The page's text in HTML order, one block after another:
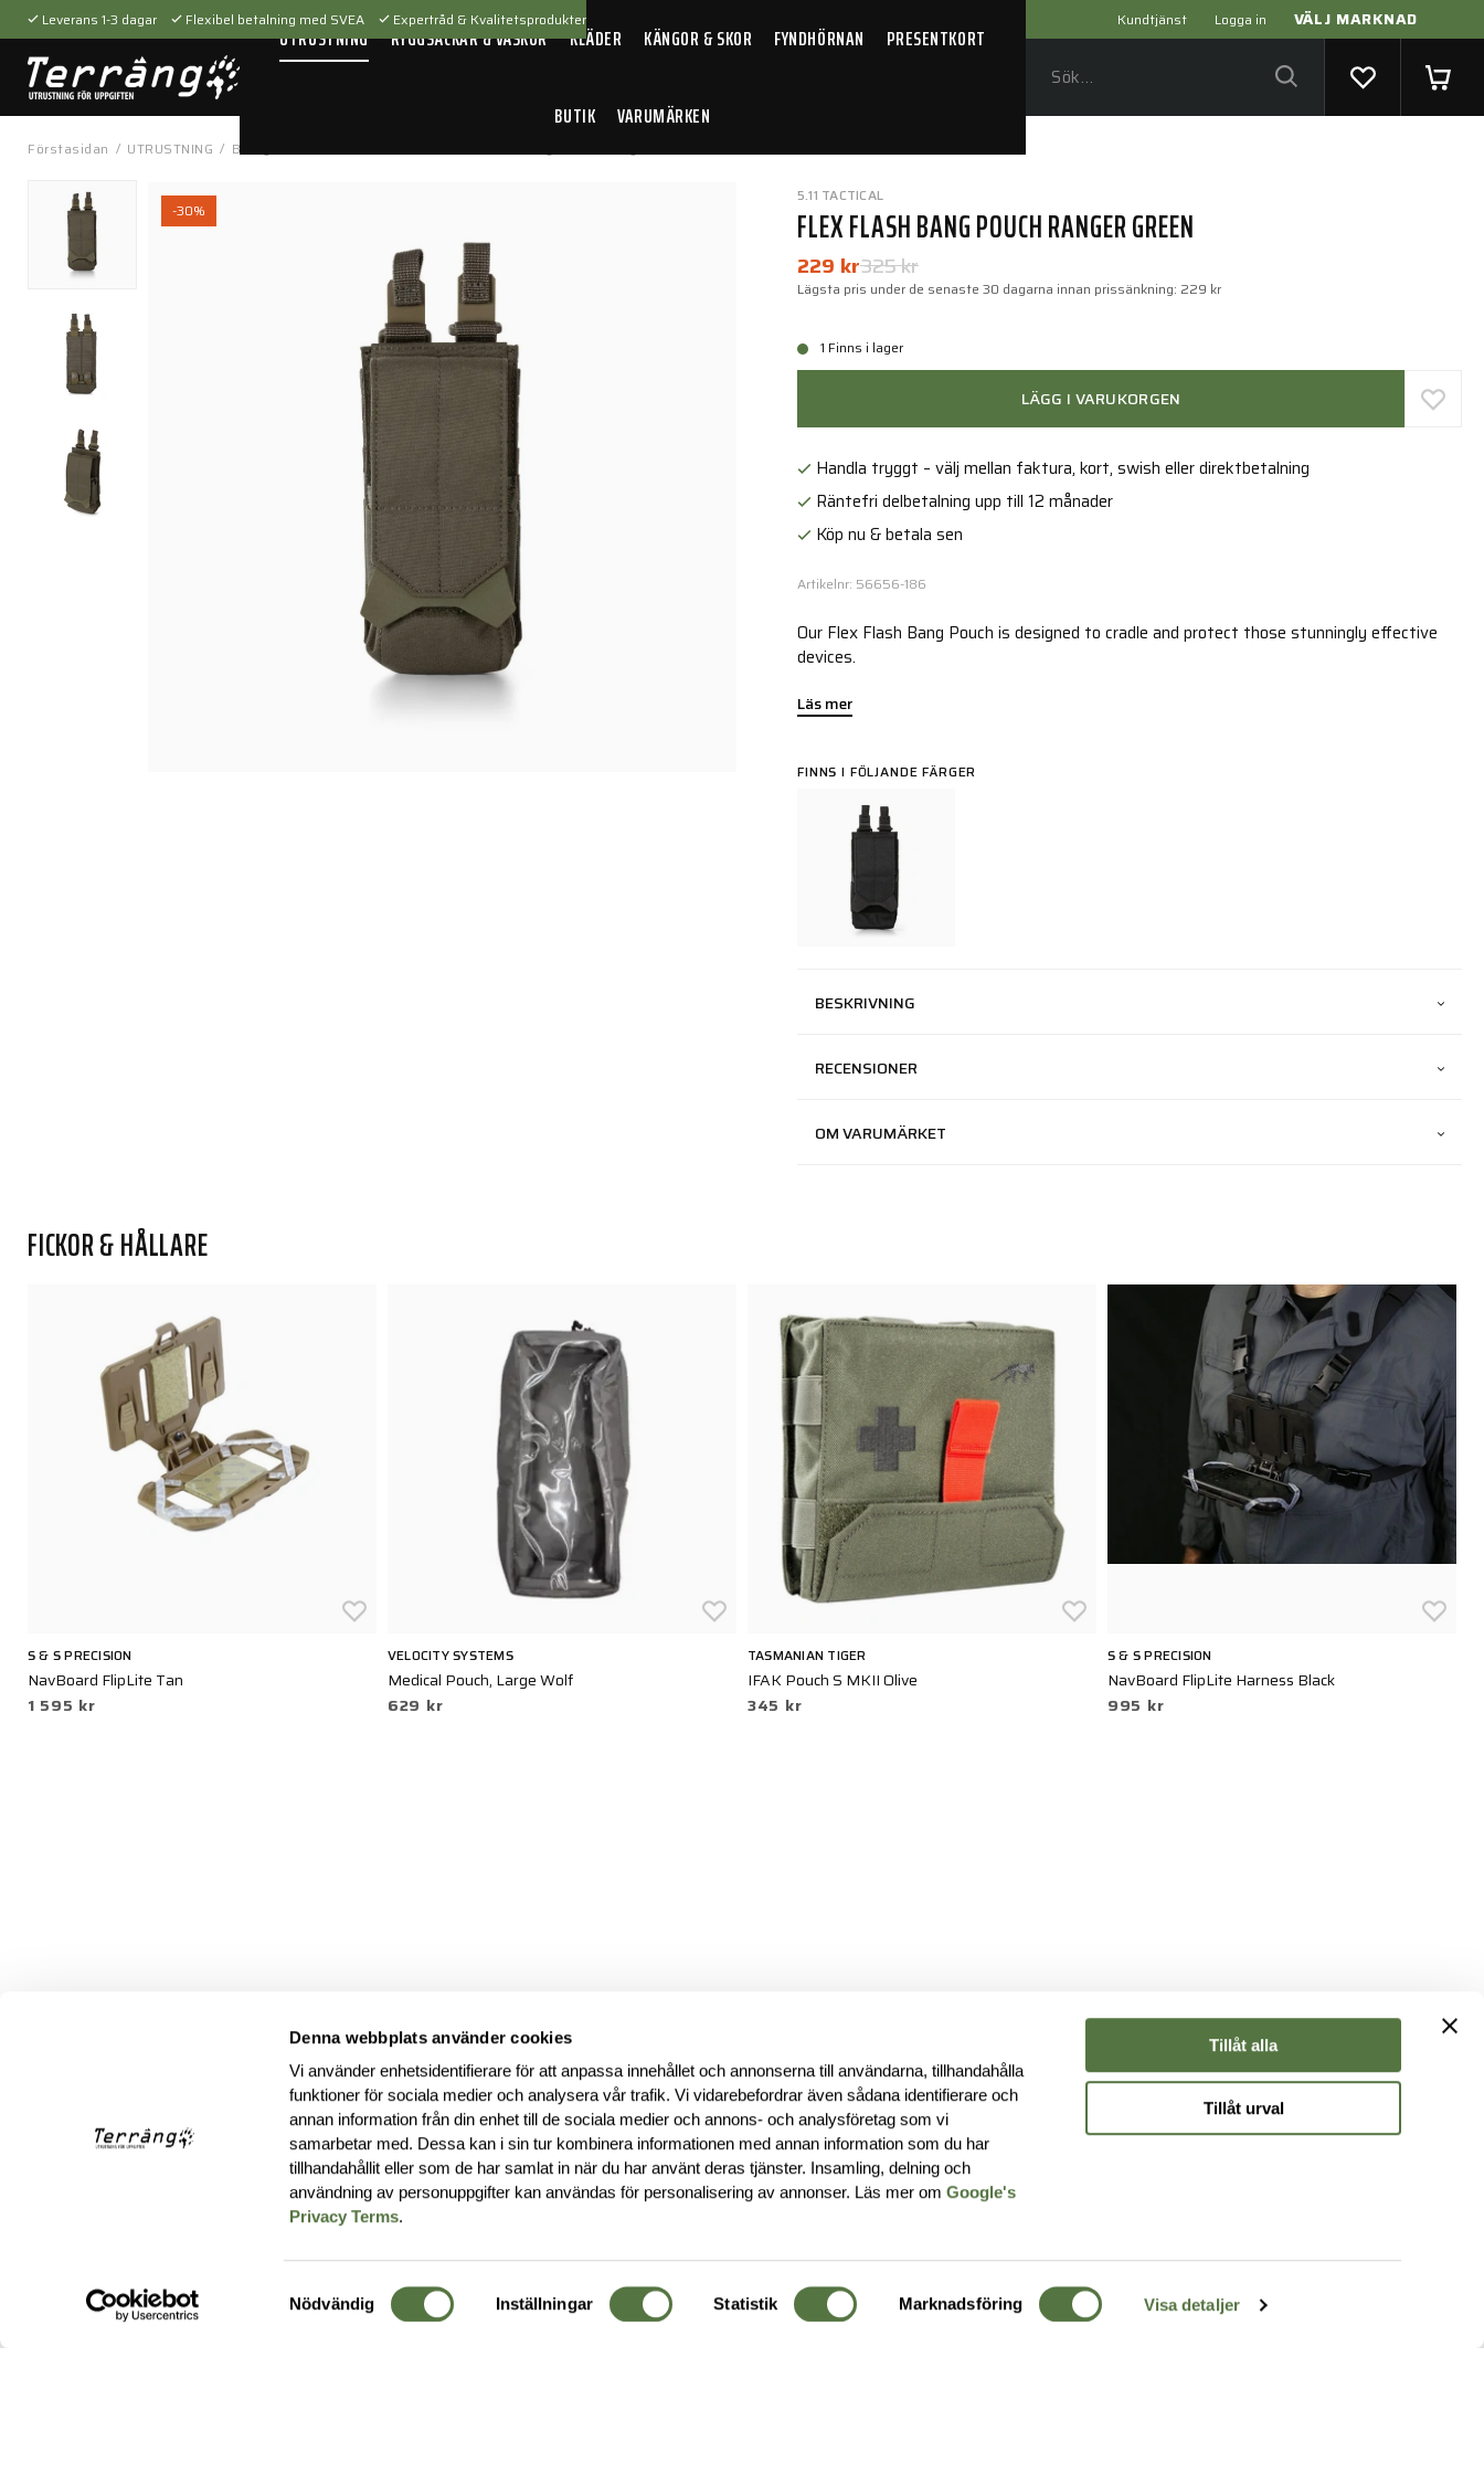
Denna webbplats använder cookies
Vi använder enhetsidentifierare för att anpassa innehållet och annonserna till användarna, tillhandahålla
funktioner för sociala medier och analysera vår trafik. Vi vidarebefordrar även sådana identifierare och
annan information från din enhet till de sociala medier och annons- och analysföretag som vi
samarbetar med. Dessa kan i sin tur kombinera informationen med annan information som du har
tillhandahållit eller som de har samlat in när du har använt deras tjänster. Insamling, delning och
användning av personuppgifter kan användas för personalisering av annonser. Läs mer omGoogle's
Privacy Terms.
Samtyckesval
Nödvändig Inställningar Statistik Marknadsföring Visa detaljer
Tillåt alla
Tillåt urval
Kundtjänst Logga in VÄLJ MARKNAD
Leverans 1-3 dagar Flexibel betalning med SVEA Expertråd & Kvalitetsprodukter
UTRUSTNING RYGGSÄCKAR & VÄSKOR KLÄDER KÄNGOR & SKOR FYNDHÖRNAN PRESENTKORT
BUTIK VARUMÄRKEN
Förstasidan / UTRUSTNING / Bärsystem
-30%
5.11 TACTICAL
FLEX FLASH BANG POUCH RANGER GREEN
325 kr
229 kr
Lägsta pris under de senaste 30 dagarna innan prissänkning: 229 kr
1 Finns i lager
LÄGG I VARUKORGEN
Handla tryggt – välj mellan faktura, kort, swish eller direktbetalning
Räntefri delbetalning upp till 12 månader
Köp nu & betala sen
Artikelnr: 56656-186
Our Flex Flash Bang Pouch is designed to cradle and protect those stunningly effective
devices.
Läs mer
FINNS I FÖLJANDE FÄRGER
BESKRIVNING
RECENSIONER
OM VARUMÄRKET
FICKOR & HÅLLARE
S & S PRECISION
NavBoard FlipLite Tan
1 595 kr
VELOCITY SYSTEMS
Medical Pouch, Large Wolf
629 kr
TASMANIAN TIGER
IFAK Pouch S MKII Olive
345 kr
S & S PRECISION
NavBoard FlipLite Harness Black
995 kr